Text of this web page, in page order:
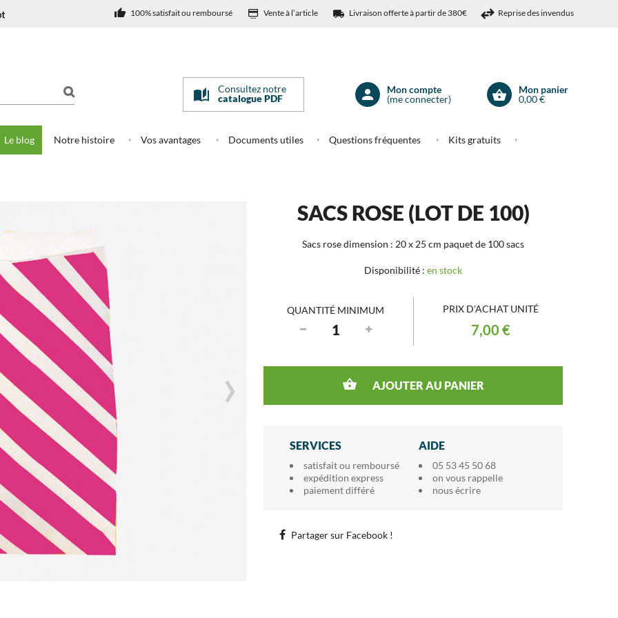
100% satisfait ou remboursé Vente à l’article Livraison offerte à partir de 380€ Reprise des invendus
Mon panier
0,00 €
Mon
Mon compte
(me connecter)
Le blog Notre histoire Vos avantages Documents utiles Questions fréquentes Kits gratuits
Consultez notre
catalogue PDF
›
SACS ROSE (LOT DE 100)
Sacs rosedimension : 20 x 25 cm paquet de 100 sacs
Disponibilité : en stock
QUANTITÉ MINIMUM PRIX D'ACHAT UNITÉ
7,00 €
AJOUTER AU PANIER
SERVICES
satisfait ou remboursé
expédition express
paiement différé
AIDE
05 53 45 50 68
on vous rappelle
nous écrire
Partager sur Facebook !